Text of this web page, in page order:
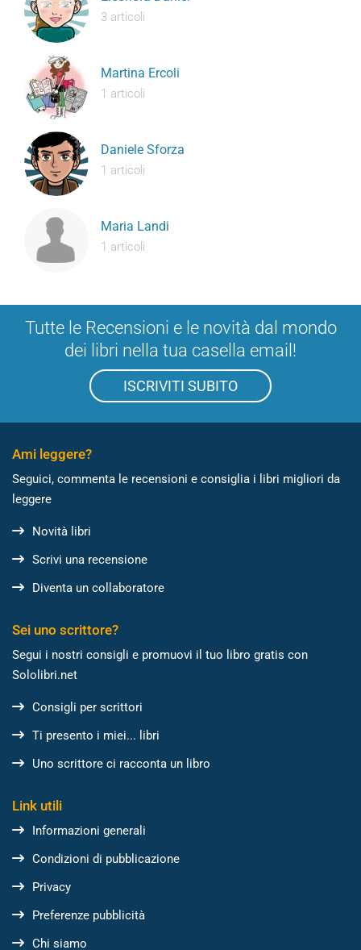
3 articoli
Martina Ercoli
1 articoli
Daniele Sforza
1 articoli
Maria Landi
1 articoli
Tutte le Recensioni e le novità dal mondo
dei libri nella tua casella email!
ISCRIVITI SUBITO
Ami leggere?
Seguici, commenta le recensioni e consiglia i libri migliori da
leggere
Novità libri
Scrivi una recensione
Diventa un collaboratore
Sei uno scrittore?
Segui i nostri consigli e promuovi il tuo libro gratis con
Sololibri.net
Consigli per scrittori
Ti presento i miei... libri
Uno scrittore ci racconta un libro
Link utili
Informazioni generali
Condizioni di pubblicazione
Privacy
Preferenze pubblicità
Chi siamo